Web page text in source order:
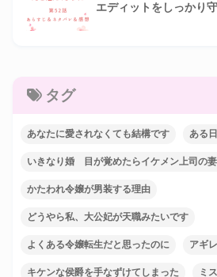
エディットをしっかり
タグ
あなたに愛されなくても結構です ある
いきなり婚 目が覚めたらイケメン上司の
かたわれ令嬢が男装する理由
どうやら私、大公妃が天職みたいです
よくある令嬢転生だと思ったのに アギ
キケンな侯爵を手なずけてしまった ミ